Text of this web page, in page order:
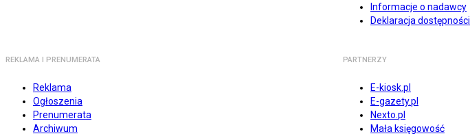
Informacje o nadawcy
Deklaracja dostępności
REKLAMA I PRENUMERATA
Reklama
Ogłoszenia
Prenumerata
Archiwum
PARTNERZY
E-kiosk.pl
E-gazety.pl
Nexto.pl
Mała księgowość